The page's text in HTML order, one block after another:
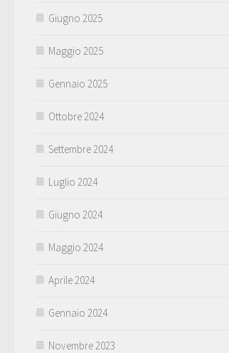
Giugno 2025
Maggio 2025
Gennaio 2025
Ottobre 2024
Settembre 2024
Luglio 2024
Giugno 2024
Maggio 2024
Aprile 2024
Gennaio 2024
Novembre 2023